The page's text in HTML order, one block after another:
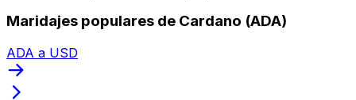
Maridajes populares de Cardano (ADA)
ADA a USD